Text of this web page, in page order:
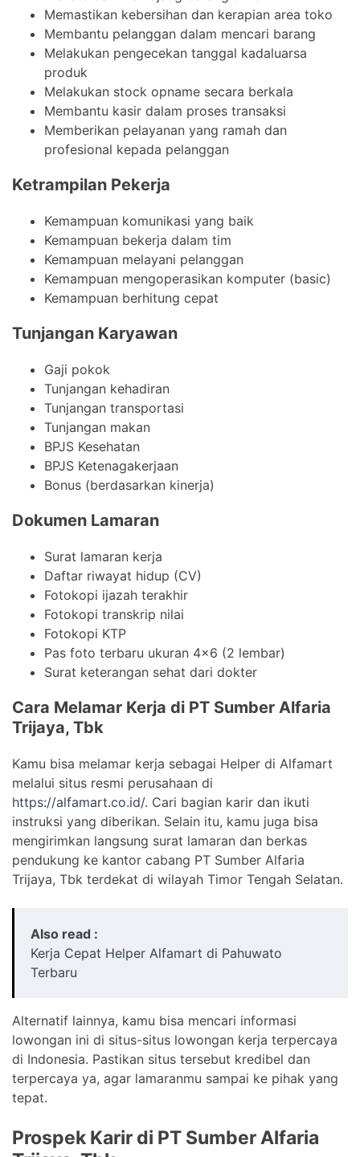
Memastikan kebersihan dan kerapian area toko
Membantu pelanggan dalam mencari barang
Melakukan pengecekan tanggal kadaluarsa
produk
Melakukan stock opname secara berkala
Membantu kasir dalam proses transaksi
Memberikan pelayanan yang ramah dan
profesional kepada pelanggan
Ketrampilan Pekerja
Kemampuan komunikasi yang baik
Kemampuan bekerja dalam tim
Kemampuan melayani pelanggan
Kemampuan mengoperasikan komputer (basic)
Kemampuan berhitung cepat
Tunjangan Karyawan
Gaji pokok
Tunjangan kehadiran
Tunjangan transportasi
Tunjangan makan
BPJS Kesehatan
BPJS Ketenagakerjaan
Bonus (berdasarkan kinerja)
Dokumen Lamaran
Surat lamaran kerja
Daftar riwayat hidup (CV)
Fotokopi ijazah terakhir
Fotokopi transkrip nilai
Fotokopi KTP
Pas foto terbaru ukuran 4×6 (2 lembar)
Surat keterangan sehat dari dokter
Cara Melamar Kerja di PT Sumber Alfaria
Trijaya, Tbk
Kamu bisa melamar kerja sebagai Helper di Alfamart
melalui situs resmi perusahaan di
https://alfamart.co.id/. Cari bagian karir dan ikuti
instruksi yang diberikan. Selain itu, kamu juga bisa
mengirimkan langsung surat lamaran dan berkas
pendukung ke kantor cabang PT Sumber Alfaria
Trijaya, Tbk terdekat di wilayah Timor Tengah Selatan.
Also read :
Kerja Cepat Helper Alfamart di Pahuwato
Terbaru
Alternatif lainnya, kamu bisa mencari informasi
lowongan ini di situs-situs lowongan kerja terpercaya
di Indonesia. Pastikan situs tersebut kredibel dan
terpercaya ya, agar lamaranmu sampai ke pihak yang
tepat.
Prospek Karir di PT Sumber Alfaria